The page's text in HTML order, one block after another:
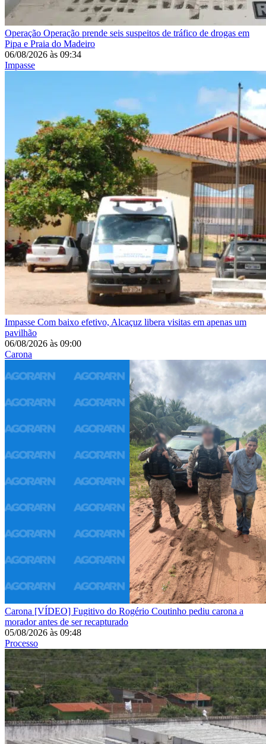
Operação Operação prende seis suspeitos de tráfico de drogas em
Pipa e Praia do Madeiro
06/08/2026 às 09:34
Impasse
Impasse Com baixo efetivo, Alcaçuz libera visitas em apenas um
pavilhão
06/08/2026 às 09:00
Carona
Carona [VÍDEO] Fugitivo do Rogério Coutinho pediu carona a
morador antes de ser recapturado
05/08/2026 às 09:48
Processo